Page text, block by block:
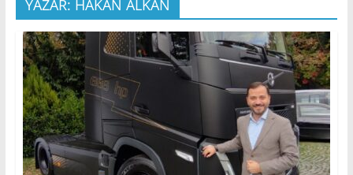
YAZAR: HAKAN ALKAN